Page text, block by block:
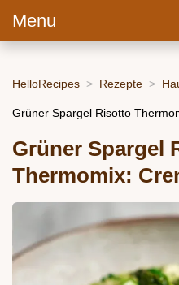
Menu
HelloRecipes Rezepte
Grüner Spargel Risotto
Grüner Spargel
Thermomix: